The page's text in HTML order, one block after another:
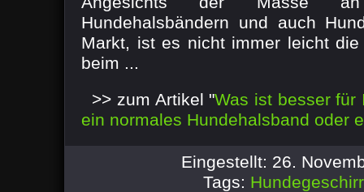
Hundehalsbändern und auch
Markt, ist es nicht immer leicht
beim ...
>> zum Artikel "Was ist besser für
ein normales Hundehalsband oder
Eingestellt: 26.
Tags: Hundegeschirr